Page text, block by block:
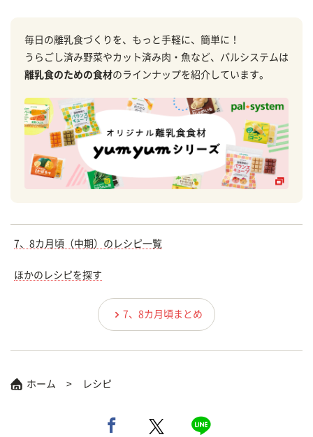
毎日の離乳食づくりを、もっと手軽に、簡単に！
うらごし済み野菜やカット済み肉・魚など、パルシステムは
離乳食のための食材のラインナップを紹介しています。
7、8カ月頃（中期）のレシピ一覧
ほかのレシピを探す
7、8カ月頃まとめ
ホーム レシピ